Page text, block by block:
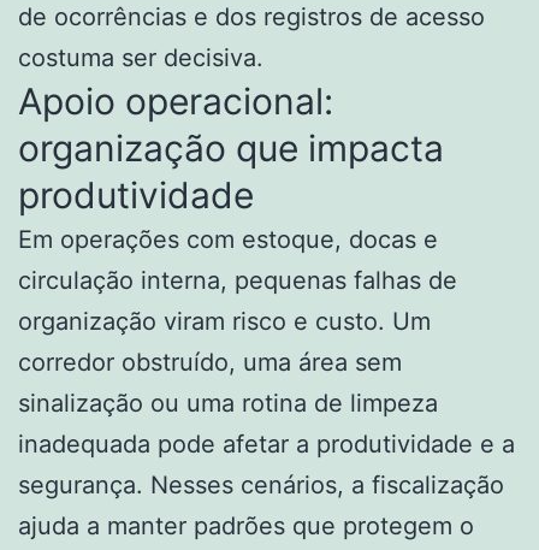
de ocorrências e dos registros de acesso
costuma ser decisiva.
Apoio operacional:
organização que impacta
produtividade
Em operações com estoque, docas e
circulação interna, pequenas falhas de
organização viram risco e custo. Um
corredor obstruído, uma área sem
sinalização ou uma rotina de limpeza
inadequada pode afetar a produtividade e a
segurança. Nesses cenários, a fiscalização
ajuda a manter padrões que protegem o